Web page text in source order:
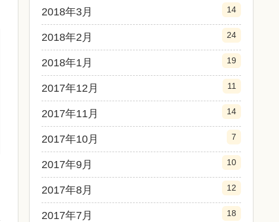
2018年3月 14
2018年2月 24
2018年1月 19
2017年12月 11
2017年11月 14
2017年10月 7
2017年9月 10
2017年8月 12
2017年7月 18